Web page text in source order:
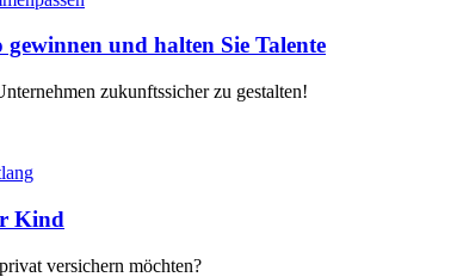
und halten Sie Talente
zukunftssicher zu gestalten!
Kind
versichern möchten?